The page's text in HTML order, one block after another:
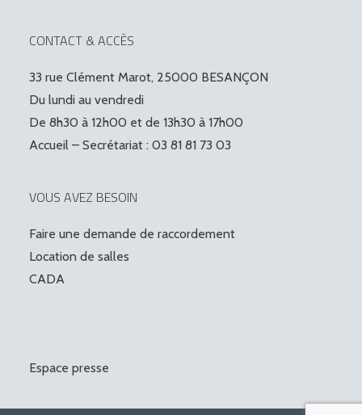
CONTACT & ACCÈS
33 rue Clément Marot, 25000 BESANÇON
Du lundi au vendredi
De 8h30 à 12h00 et de 13h30 à 17h00
Accueil – Secrétariat : 03 81 81 73 03
VOUS AVEZ BESOIN
Faire une demande de raccordement
Location de salles
CADA
Espace presse